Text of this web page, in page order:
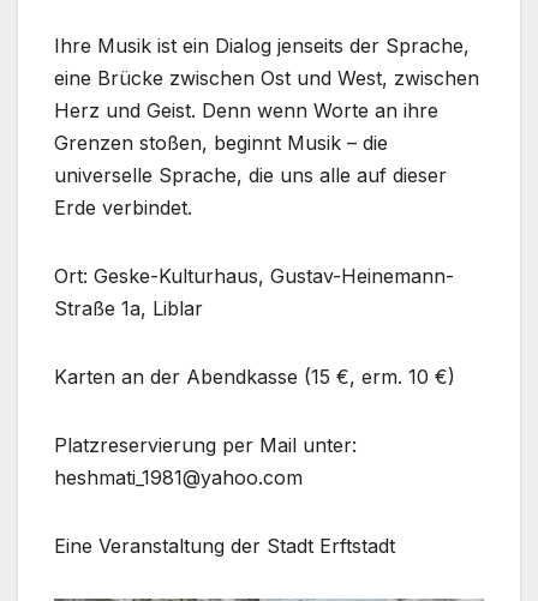
Ihre Musik ist ein Dialog jenseits der Sprache,
eine Brücke zwischen Ost und West, zwischen
Herz und Geist. Denn wenn Worte an ihre
Grenzen stoßen, beginnt Musik – die
universelle Sprache, die uns alle auf dieser
Erde verbindet.
Ort: Geske-Kulturhaus, Gustav-Heinemann-
Straße 1a, Liblar
Karten an der Abendkasse (15 €, erm. 10 €)
Platzreservierung per Mail unter:
heshmati_1981@yahoo.com
Eine Veranstaltung der Stadt Erftstadt